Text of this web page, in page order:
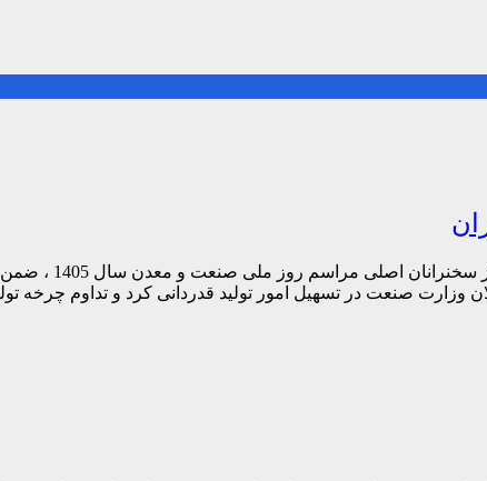
سید عبدالوهاب
وزارت صنعت در تسهیل امور تولید قدردانی کرد و تداوم چرخه